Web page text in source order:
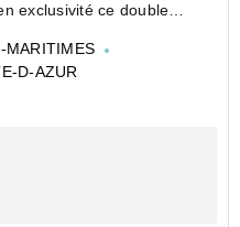
exclusivité ce double
Serres à St Isidore, au
MARITIMES
D-AZUR